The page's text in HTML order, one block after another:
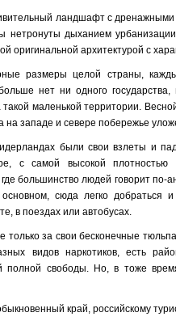
ландшафт с
нетронуты дыханием
оригинальной архитектурой с
размеры целой страны,
нет ни одного
такой маленькой территории.
на западе и севере побережье
были свои взлеты и
с самой высокой
большинство людей говорит по-
сюда легко добраться
в поездах или автобусах.
только за свои бесконечные
видов наркотиков, есть
полной свободы. Но, в тоже
край, российскому